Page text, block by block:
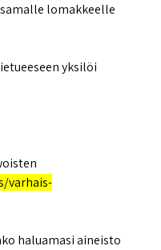
lomakkeelle
yksilöi
varhais-
haluamasi aineisto